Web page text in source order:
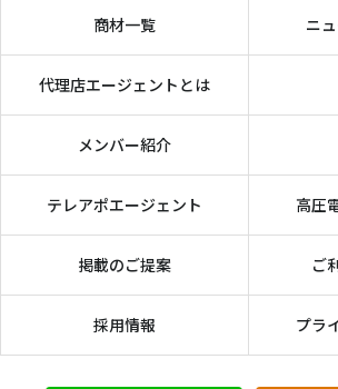
商材一覧 ニ
代理店エージェントとは
メンバー紹介
テレアポエージェント 高圧
掲載のご提案 ご
採用情報 プラ